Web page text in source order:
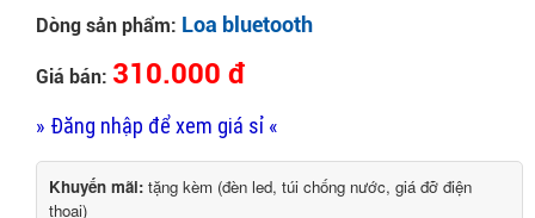
Dòng sản phẩm: Loa bluetooth
Giá bán: 310.000 đ
» Đăng nhập để xem giá sỉ «
Khuyến mãi: tặng kèm (đèn led, túi chống nước, giá đỡ điện
thoại)